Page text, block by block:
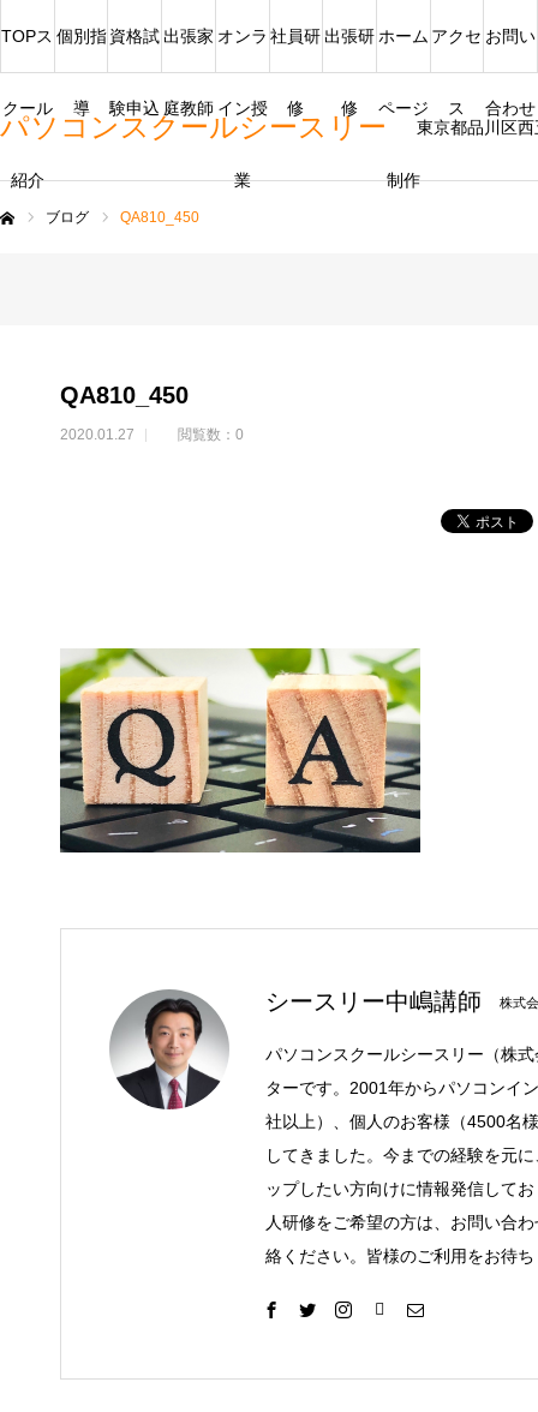
パソコンスクールシースリー 東京都品川区
TOPス
クール
紹介
個別指
導
資格試
験申込
出張家
庭教師
オンラ
イン授
業
社員研
修
出張研
修
ホーム
ページ
制作
アクセ
ス
お問い
合わせ
ブログ QA810_450
QA810_450
2020.01.27 閲覧数：0
シースリー中嶋講師 株式
パソコンスクールシースリー（株
ターです。2001年からパソコンイ
社以上）、個人のお客様（4500名
してきました。今までの経験を元
ップしたい方向けに情報発信して
人研修をご希望の方は、お問い合
絡ください。皆様のご利用をお待